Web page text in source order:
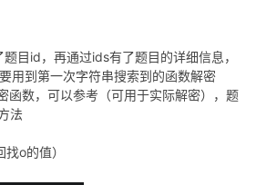
目id，再通过ids有了题目的详细信息，
用到第一次字符串搜索到的函数解密
函数，可以参考（可用于实际解密），题
法
o的值）